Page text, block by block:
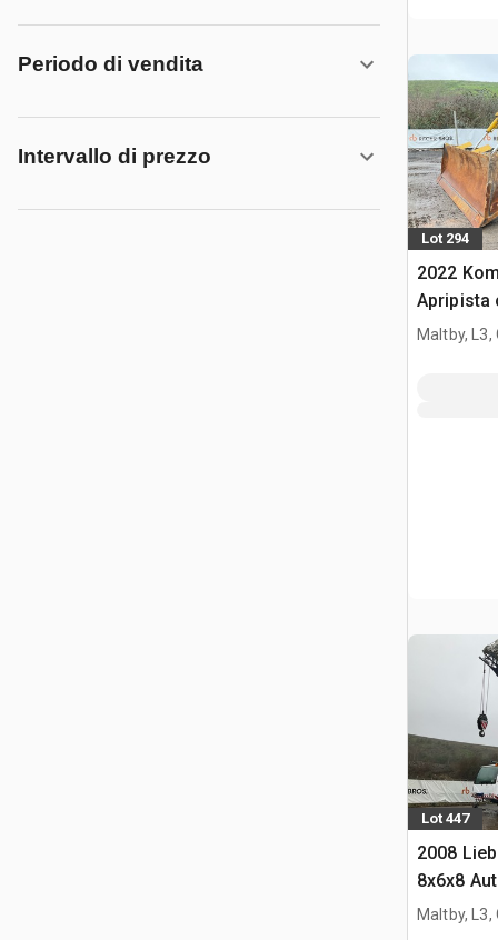
Periodo di vendita
Intervallo di prezzo
Lot 294
2022
Apripista
Maltby, L3,
Lot 447
2008
8x6x8
Maltby, L3,